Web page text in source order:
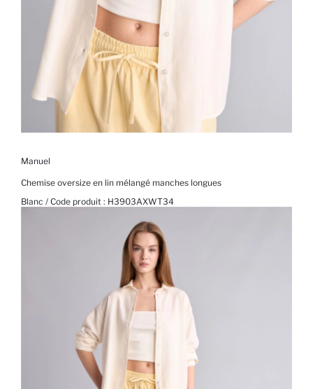
Manuel
Chemise oversize en lin mélangé manches longues
Blanc / Code produit : H3903AXWT34